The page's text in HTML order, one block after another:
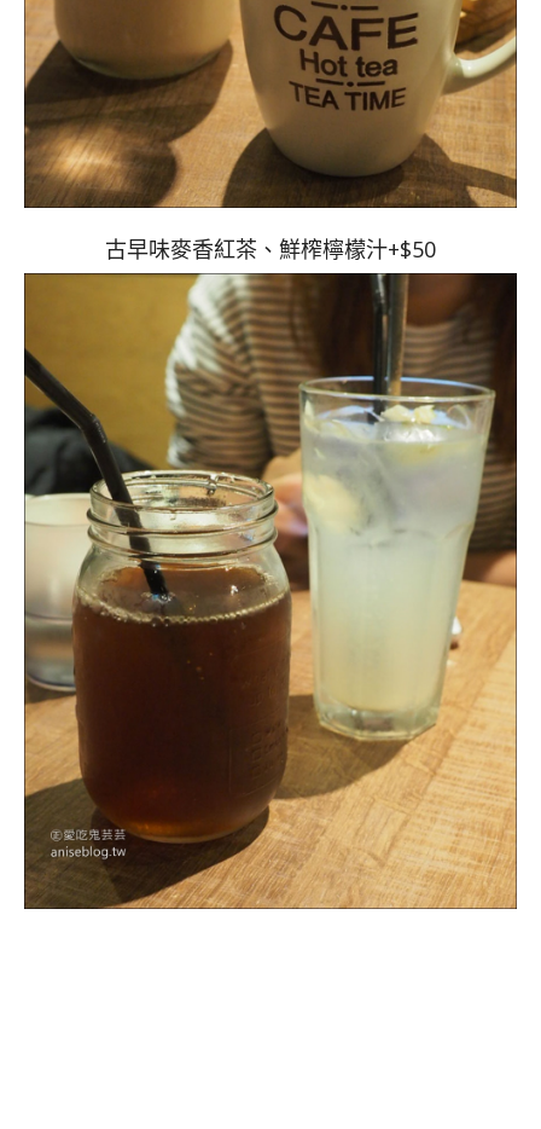
古早味麥香紅茶、鮮榨檸檬汁+$50